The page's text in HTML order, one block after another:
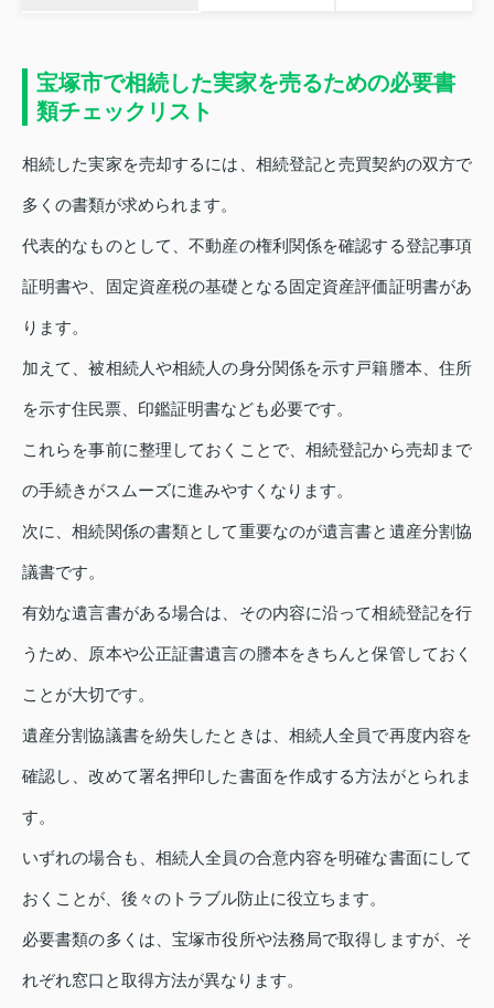
宝塚市で相続した実家を売るための必要書
類チェックリスト
相続した実家を売却するには、相続登記と売買契約の双方で
多くの書類が求められます。
代表的なものとして、不動産の権利関係を確認する登記事項
証明書や、固定資産税の基礎となる固定資産評価証明書があ
ります。
加えて、被相続人や相続人の身分関係を示す戸籍謄本、住所
を示す住民票、印鑑証明書なども必要です。
これらを事前に整理しておくことで、相続登記から売却まで
の手続きがスムーズに進みやすくなります。
次に、相続関係の書類として重要なのが遺言書と遺産分割協
議書です。
有効な遺言書がある場合は、その内容に沿って相続登記を行
うため、原本や公正証書遺言の謄本をきちんと保管しておく
ことが大切です。
遺産分割協議書を紛失したときは、相続人全員で再度内容を
確認し、改めて署名押印した書面を作成する方法がとられま
す。
いずれの場合も、相続人全員の合意内容を明確な書面にして
おくことが、後々のトラブル防止に役立ちます。
必要書類の多くは、宝塚市役所や法務局で取得しますが、そ
れぞれ窓口と取得方法が異なります。